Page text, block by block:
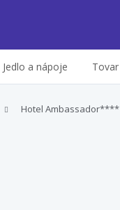
Jedlo a nápoje Tovar
Hotel Ambassador****